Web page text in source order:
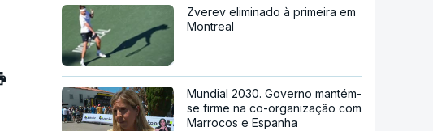
Zverev eliminado à primeira em
Montreal
Mundial 2030. Governo mantém-
se firme na co-organização com
Marrocos e Espanha